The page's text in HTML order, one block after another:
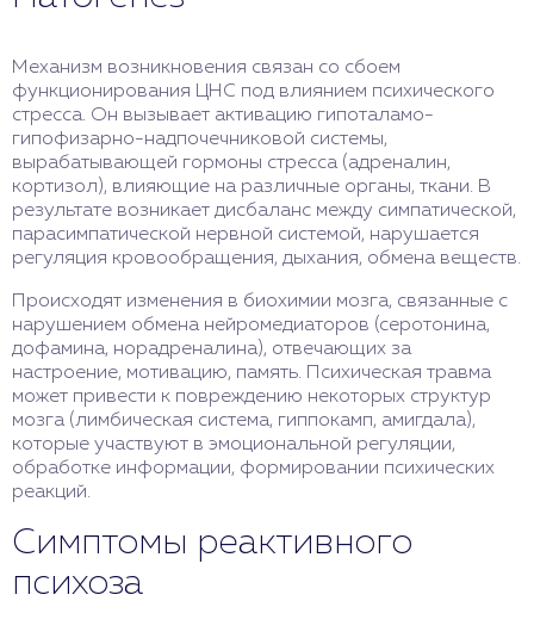
частях мозга, особенно в префронтальной коре,
связующих волокнах. Это может приводить к
ухудшению памяти, внимания, мышления, эмоций.
Восстановление мозга происходит постепенно,
если устранить факторы, вызывающие психоз,
применить адекватную терапию. Некоторые
методы лечения, реабилитации могут
способствовать ремиелинизации,
нейропротекции, нейропластичности мозга.
психозы. Проявляются сумеречным состоянием на
грани бессознательного, дезорганизацией,
бредом, истерическими припадками. Третий
симптом – психогенная депрессия. Она
выражается подавленностью, тревогой,
слезливостью, жалобами на жизнь,
суицидальными мыслями, попытками. Может
встречаться еще один признак реактивного
психоза – психогенный параноид. Данный симптом
преследования, враждебности, агрессии по
отношению к окружающим.
Механизм возникновения связан со сбоем
функционирования ЦНС под влиянием психического
стресса. Он вызывает активацию гипоталамо-
гипофизарно-надпочечниковой системы,
вырабатывающей гормоны стресса (адреналин,
кортизол), влияющие на различные органы, ткани. В
результате возникает дисбаланс между симпатической,
парасимпатической нервной системой, нарушается
регуляция кровообращения, дыхания, обмена веществ.
Происходят изменения в биохимии мозга, связанные с
нарушением обмена нейромедиаторов (серотонина,
дофамина, норадреналина), отвечающих за
настроение, мотивацию, память. Психическая травма
может привести к повреждению некоторых структур
мозга (лимбическая система, гиппокамп, амигдала),
которые участвуют в эмоциональной регуляции,
обработке информации, формировании психических
реакций.
Симптомы реактивного
психоза